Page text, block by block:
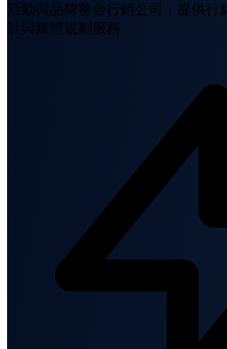
活動與品牌整合行銷公司，提供行
計與媒體規劃服務